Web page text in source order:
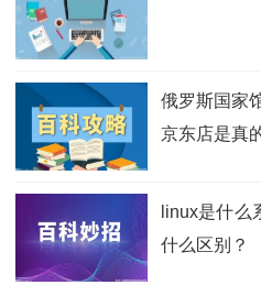
俄罗斯国家
京东店是真
linux是什么
什么区别？